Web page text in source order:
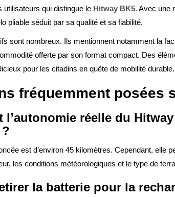
utilisateurs qui distingue le Hitway BK5. Avec une
pliable séduit par sa qualité et sa fiabilité.
sont nombreux. Ils mentionnent notamment la
offerte par son format compact. Des
pour les citadins en quête de mobilité durable.
fréquemment posées
l’autonomie réelle du
est d’environ 45 kilomètres. Cependant, elle
les conditions météorologiques et le type de
la batterie pour la